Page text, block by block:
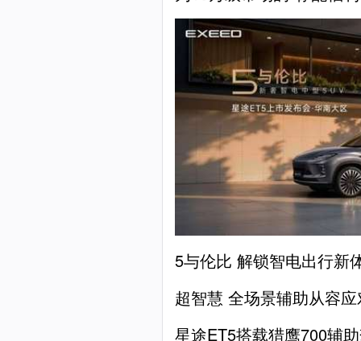
5与伦比 解锁智电出行新
超智慧 全场景辅助从容
星途ET5搭载猎鹰700辅